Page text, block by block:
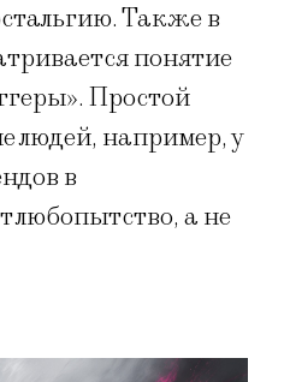
Также в
понятие
Простой
людей, например, у
в
любопытство, а не